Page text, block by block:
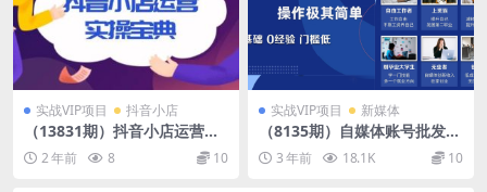
实战VIP项目 抖音小店
（13831期）抖音小店运营实
操宝典，从入驻到推广，详解
店铺搭建及千川广告投放技巧
2 年前 8 10
实战VIP项目 新媒体
（8135期）自媒体账号批发，
看我怎么一天赚1个W，超简
单 3 年前 18.1K 10